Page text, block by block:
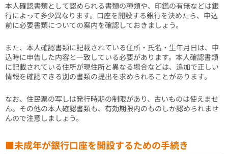
本人確認書類として認められる書類の種類や、印鑑の有無などは銀
行によって多少異なります。口座を開設する銀行を決めたら、申込
前に必要書類についての案内を確認しておきましょう。
また、本人確認書類に記載されている住所・氏名・生年月日は、申
込時に申告した内容と一致している必要があります。本人確認書類
に記載されている住所が現住所と異なる場合などは、追加で正しい
情報を確認できる別の書類の提出を求められることがあります。
なお、住民票の写しは発行時期の制限があり、古いものは使えませ
ん。その他の本人確認書類も、有効期限内のものしか認められませ
んので注意しましょう。
■未成年が銀行口座を開設するための手続き